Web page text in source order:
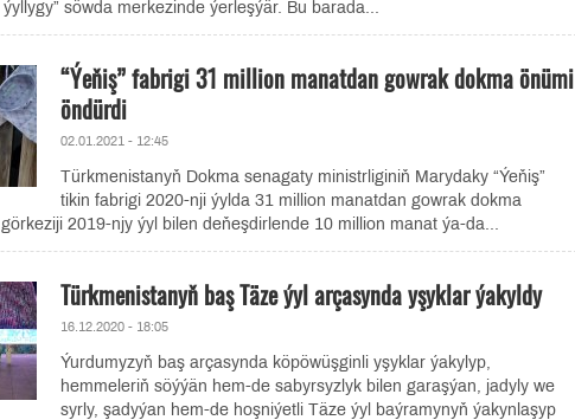
söwda merkezinde ýerleşýär. Bu barada...
“Ýeňiş” fabrigi 31 million manatdan gowrak dokma önümi
öndürdi
02.01.2021 - 12:45
Türkmenistanyň Dokma senagaty ministrliginiň Marydaky “Ýeňiş”
tikin fabrigi 2020-nji ýylda 31 million manatdan gowrak dokma
2019-njy ýyl bilen deňeşdirlende 10 million manat ýa-da...
Türkmenistanyň baş Täze ýyl arçasynda yşyklar ýakyldy
16.12.2020 - 18:05
Ýurdumyzyň baş arçasynda köpöwüşginli yşyklar ýakylyp,
hemmeleriň söýýän hem-de sabyrsyzlyk bilen garaşýan, jadyly we
syrly, şadyýan hem-de hoşniýetli Täze ýyl baýramynyň ýakynlaşyp